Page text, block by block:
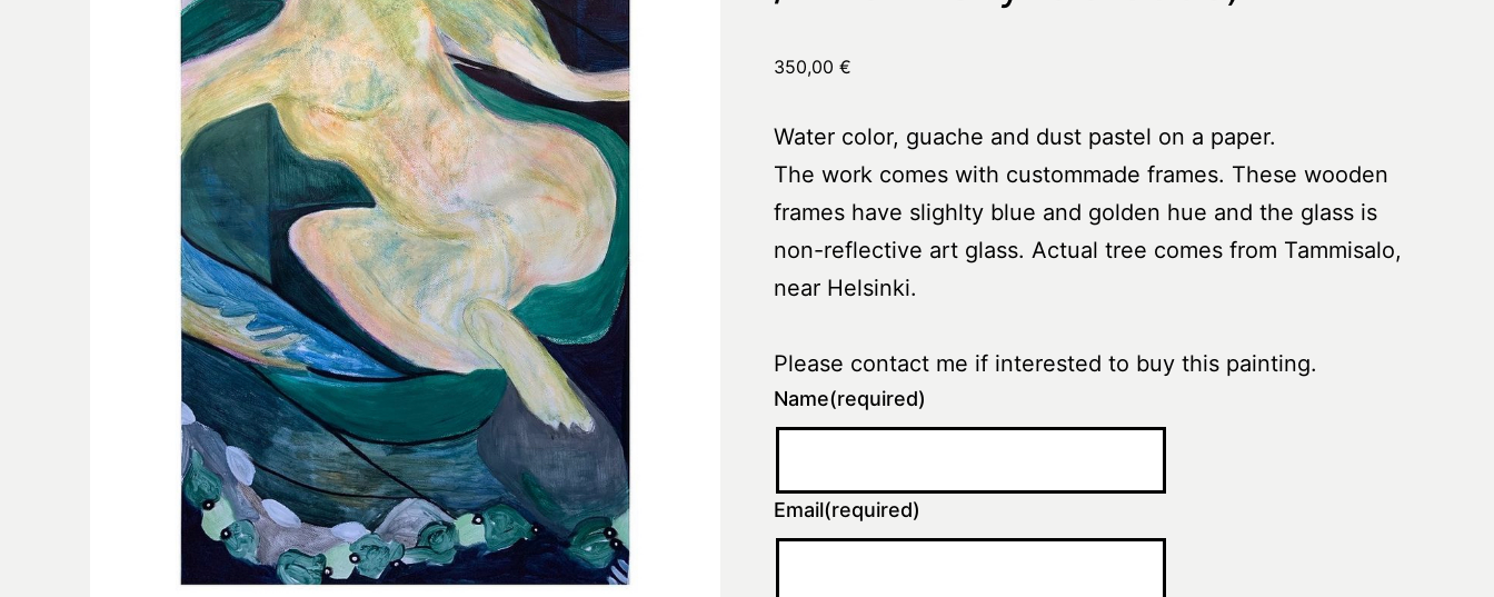
350,00 €
Water color, guache and dust pastel on a paper.
The work comes with custommade frames. These wooden
frames have slighlty blue and golden hue and the glass is
non-reflective art glass. Actual tree comes from Tammisalo,
near Helsinki.
Please contact me if interested to buy this painting.
Name(required)
Email(required)